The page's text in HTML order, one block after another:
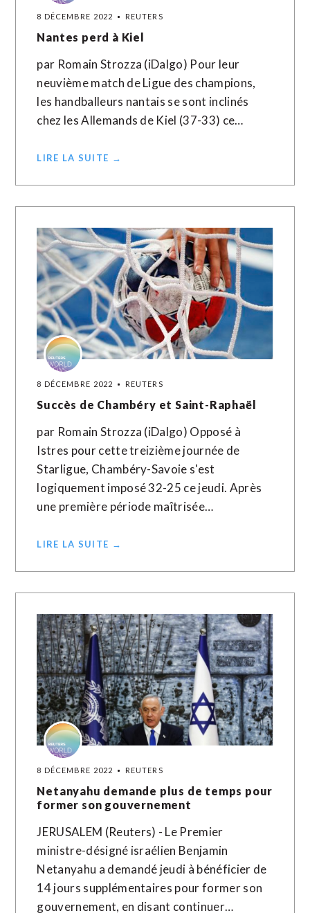
8 DÉCEMBRE 2022 REUTERS
Nantes perd à Kiel
par Romain Strozza (iDalgo) Pour leur
neuvième match de Ligue des champions,
les handballeurs nantais se sont inclinés
chez les Allemands de Kiel (37-33) ce…
LIRE LA SUITE →
8 DÉCEMBRE 2022 REUTERS
Succès de Chambéry et Saint-Raphaël
par Romain Strozza (iDalgo) Opposé à
Istres pour cette treizième journée de
Starligue, Chambéry-Savoie s'est
logiquement imposé 32-25 ce jeudi. Après
une première période maîtrisée…
LIRE LA SUITE →
8 DÉCEMBRE 2022 REUTERS
Netanyahu demande plus de temps pour
former son gouvernement
JERUSALEM (Reuters) - Le Premier
ministre-désigné israélien Benjamin
Netanyahu a demandé jeudi à bénéficier de
14 jours supplémentaires pour former son
gouvernement, en disant continuer…